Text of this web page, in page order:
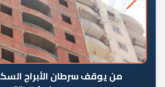
من يوقف سرطان الأبراج